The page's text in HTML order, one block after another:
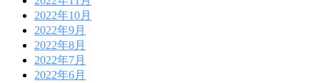
2022年10月
2022年9月
2022年8月
2022年7月
2022年6月